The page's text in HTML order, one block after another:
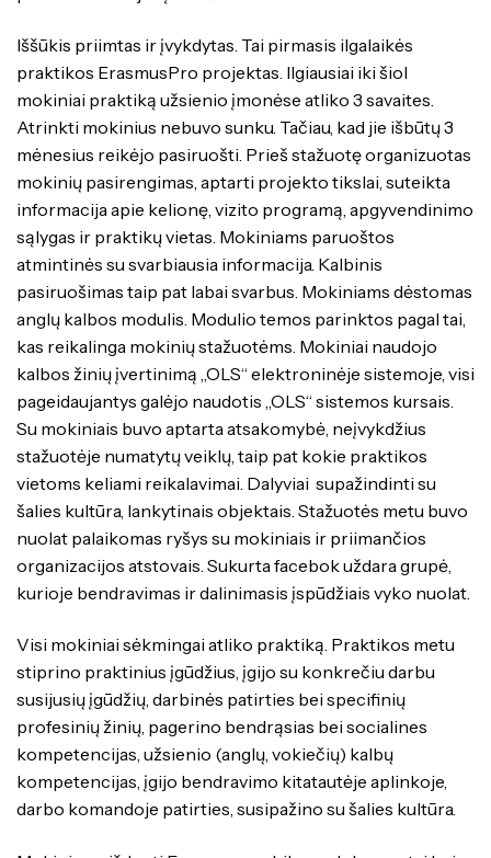
Iššūkis priimtas ir įvykdytas. Tai pirmasis ilgalaikės
praktikos ErasmusPro projektas. Ilgiausiai iki šiol
mokiniai praktiką užsienio įmonėse atliko 3 savaites.
Atrinkti mokinius nebuvo sunku. Tačiau, kad jie išbūtų 3
mėnesius reikėjo pasiruošti. Prieš stažuotę organizuotas
mokinių pasirengimas, aptarti projekto tikslai, suteikta
informacija apie kelionę, vizito programą, apgyvendinimo
sąlygas ir praktikų vietas. Mokiniams paruoštos
atmintinės su svarbiausia informacija. Kalbinis
pasiruošimas taip pat labai svarbus. Mokiniams dėstomas
anglų kalbos modulis. Modulio temos parinktos pagal tai,
kas reikalinga mokinių stažuotėms. Mokiniai naudojo
kalbos žinių įvertinimą „OLS“ elektroninėje sistemoje, visi
pageidaujantys galėjo naudotis „OLS“ sistemos kursais.
Su mokiniais buvo aptarta atsakomybė, neįvykdžius
stažuotėje numatytų veiklų, taip pat kokie praktikos
vietoms keliami reikalavimai. Dalyviai supažindinti su
šalies kultūra, lankytinais objektais. Stažuotės metu buvo
nuolat palaikomas ryšys su mokiniais ir priimančios
organizacijos atstovais. Sukurta facebok uždara grupė,
kurioje bendravimas ir dalinimasis įspūdžiais vyko nuolat.
Visi mokiniai sėkmingai atliko praktiką. Praktikos metu
stiprino praktinius įgūdžius, įgijo su konkrečiu darbu
susijusių įgūdžių, darbinės patirties bei specifinių
profesinių žinių, pagerino bendrąsias bei socialines
kompetencijas, užsienio (anglų, vokiečių) kalbų
kompetencijas, įgijo bendravimo kitatautėje aplinkoje,
darbo komandoje patirties, susipažino su šalies kultūra.